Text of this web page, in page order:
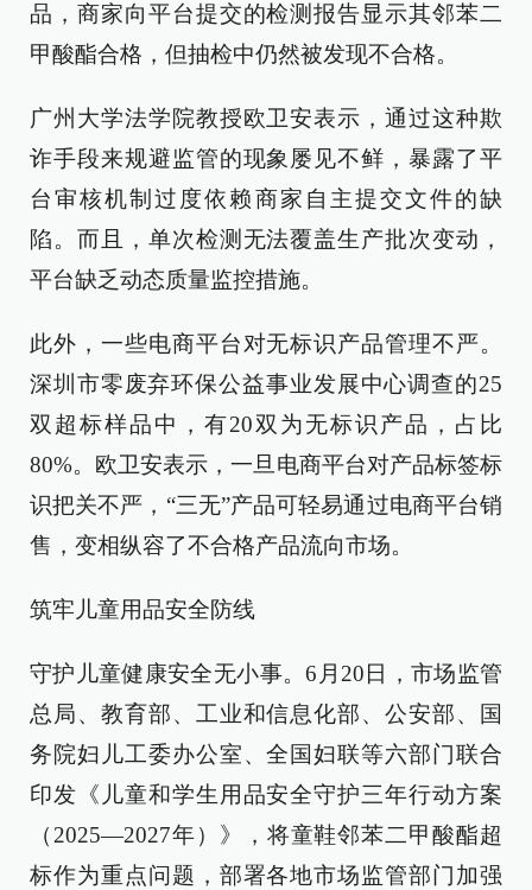
品，商家向平台提交的检测报告显示其邻苯二
甲酸酯合格，但抽检中仍然被发现不合格。
广州大学法学院教授欧卫安表示，通过这种欺
诈手段来规避监管的现象屡见不鲜，暴露了平
台审核机制过度依赖商家自主提交文件的缺
陷。而且，单次检测无法覆盖生产批次变动，
平台缺乏动态质量监控措施。
此外，一些电商平台对无标识产品管理不严。
深圳市零废弃环保公益事业发展中心调查的25
双超标样品中，有20双为无标识产品，占比
80%。欧卫安表示，一旦电商平台对产品标签标
识把关不严，“三无”产品可轻易通过电商平台销
售，变相纵容了不合格产品流向市场。
筑牢儿童用品安全防线
守护儿童健康安全无小事。6月20日，市场监管
总局、教育部、工业和信息化部、公安部、国
务院妇儿工委办公室、全国妇联等六部门联合
印发《儿童和学生用品安全守护三年行动方案
（2025—2027年）》，将童鞋邻苯二甲酸酯超
标作为重点问题，部署各地市场监管部门加强